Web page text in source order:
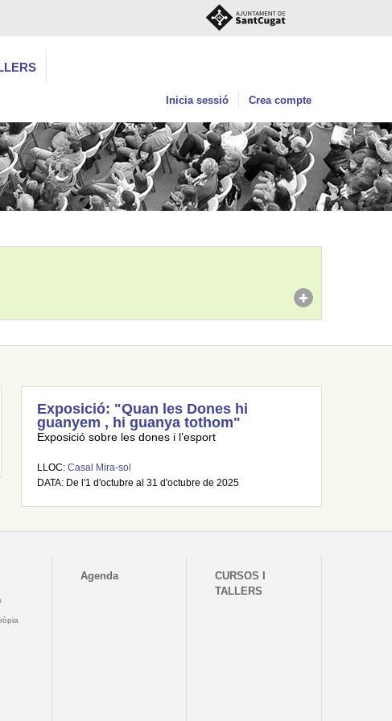
Inicia sessió Crea compte
Exposició: "Quan les Dones hi
guanyem , hi guanya tothom"
Exposició sobre les dones i l’esport
LLOC: Casal Mira-sol
DATA: De l'1 d'octubre al 31 d'octubre de 2025
Agenda
CURSOS I
TALLERS